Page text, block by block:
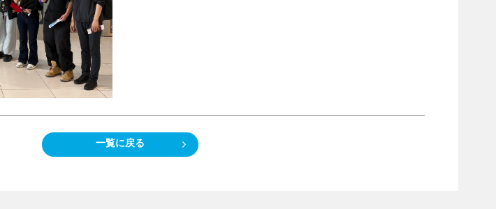
一覧に戻る